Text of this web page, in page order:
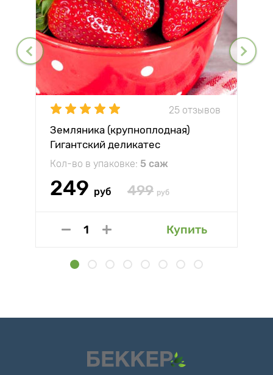
25 отзывов
Земляника (крупноплодная)
Гигантский деликатес
Кол-во в упаковке: 5 саж
249 руб 499 руб
Купить